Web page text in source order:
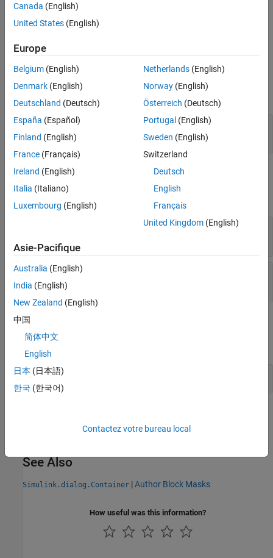
handle.getDialogControl(
specific child dialog control recursively on the mask dialog box.
example
Input Arguments
controlIdentifier —Name of dialog control
char
Output Arguments
expand all
— Handle to the dialog control
phandle
char
Examples
Find a dialog control
See Also
Simulink.dialog.Container |Author Block Masks
How useful was this information?
Canada (English)
United States (English)
Europe
Belgium (English)
Denmark (English)
Deutschland (Deutsch)
España (Español)
Finland (English)
France (Français)
Ireland (English)
Italia (Italiano)
Luxembourg (English)
Netherlands(English)
Norway(English)
Österreich (Deutsch)
Portugal (English)
Sweden (English)
Switzerland
Deutsch
English
Français
United Kingdom(English)
Asie-Pacifique
Australia (English)
India (English)
New Zealand (English)
中国
简体中文
English
日本 (日本語)
한국 (한국어)
Contactez votre bureau local